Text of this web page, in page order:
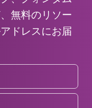
無料のリソー
ドレスにお届